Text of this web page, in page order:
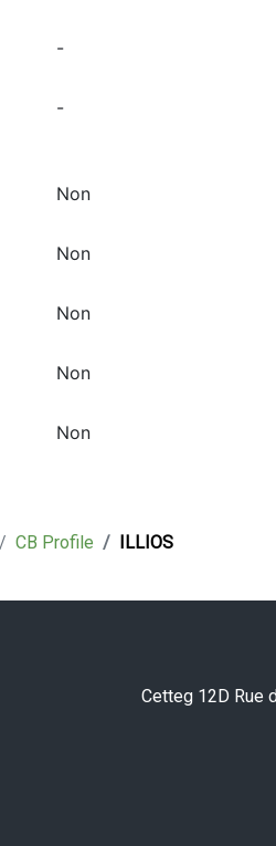
-
-
Non
Non
Non
Non
Non
CB Profile ILLIOS
Cetteg 12D Rue